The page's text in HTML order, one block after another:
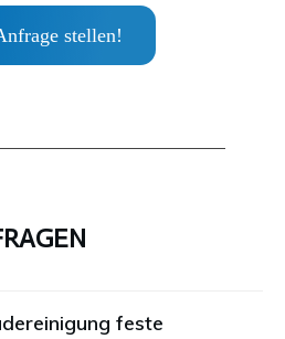
stellen!
feste